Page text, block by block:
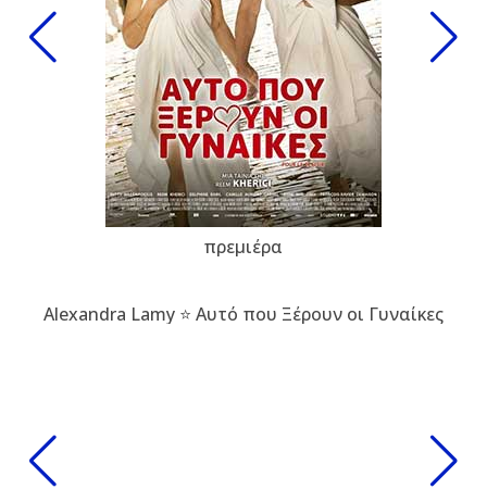
πρεμιέρα
Alexandra Lamy ⭐ Αυτό που Ξέρουν οι Γυναίκες